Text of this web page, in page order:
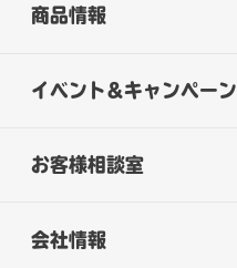
商品情報
イベント&キャンペーン
お客様相談室
会社情報